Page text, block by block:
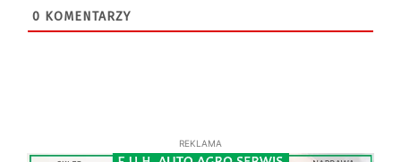
0 KOMENTARZY
REKLAMA